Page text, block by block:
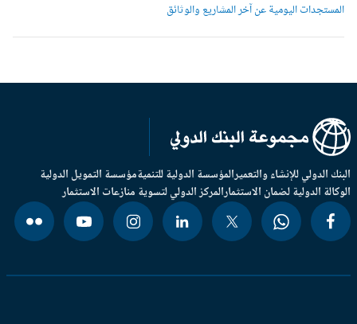
المستجدات اليومية عن آخر المشاريع والوثائق
الدولي للإنشاء والتعميرالمؤسسة الدولية للتنميةمؤسسة التمويل الدولية
الدولية لضمان الاستثمارالمركز الدولي لتسوية منازعات الاستثمار